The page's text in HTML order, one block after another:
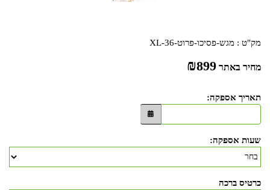
מק"ט : מגש-פסיכו-פרוט-XL-36
מחיר באתר ₪899
תאריך אספקה:
שעות אספקה:
כרטיס ברכה